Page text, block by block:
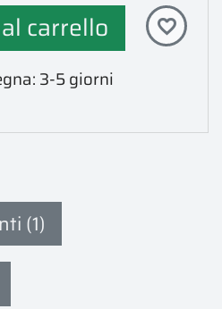
carrello favorite_border
3-5 giorni
(1)